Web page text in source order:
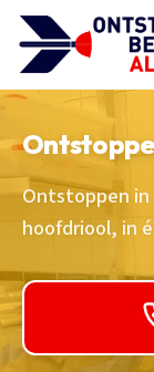
Ontstoppen
hoofdriool, in